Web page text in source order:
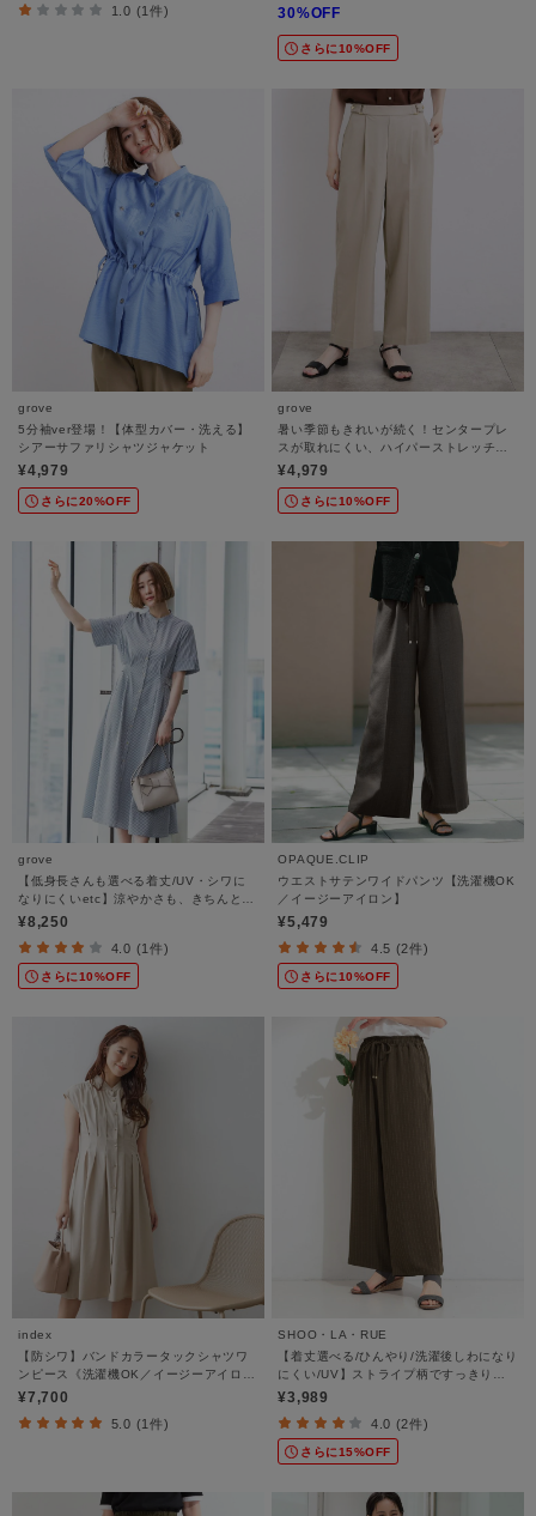
1.0 (1件)
30%OFF
さらに10%OFF
grove
5分袖ver登場！【体型カバー・洗える】
シアーサファリシャツジャケット
¥4,979
さらに20%OFF
grove
暑い季節もきれいが続く！センタープレ
スが取れにくい、ハイパーストレッチワ
イドパンツ
¥4,979
さらに10%OFF
grove
【低身長さんも選べる着丈/UV・シワに
なりにくいetc】涼やかさも、きちんとも
叶うワンピース
¥8,250
4.0 (1件)
さらに10%OFF
OPAQUE.CLIP
ウエストサテンワイドパンツ【洗濯機OK
／イージーアイロン】
¥5,479
4.5 (2件)
さらに10%OFF
index
【防シワ】バンドカラータックシャツワ
ンピース《洗濯機OK／イージーアイロ
ン》
¥7,700
5.0 (1件)
SHOO・LA・RUE
【着丈選べる/ひんやり/洗濯後しわになり
にくい/UV】ストライプ柄ですっきり見
え イージーワイドパンツ
¥3,989
4.0 (2件)
さらに15%OFF